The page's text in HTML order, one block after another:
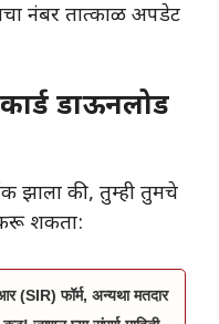
नंबर तात्काळ अपडेट
डाऊनलोड
झाला की, तुम्ही तुमचे
शकता:
(SIR) फॉर्म, अन्यथा मतदार